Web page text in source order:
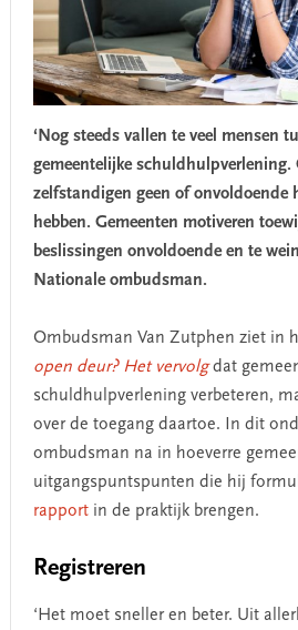
‘Nog steeds vallen te veel mensen
gemeentelijke schuldhulpverlening.
zelfstandigen geen of onvoldoende
hebben. Gemeenten motiveren
beslissingen onvoldoende en te
Nationale ombudsman.
Ombudsman Van Zutphen ziet in
open deur? Het vervolgdat
schuldhulpverlening verbeteren,
over de toegang daartoe. In dit
ombudsman na in hoeverre
uitgangspuntspunten die hij
rapport in de praktijk brengen.
Registreren
‘Het moet sneller en beter. Uit